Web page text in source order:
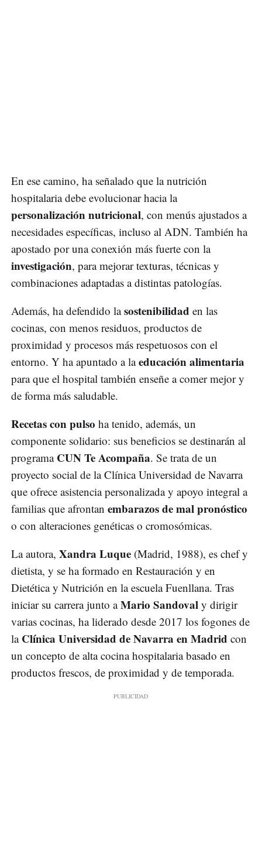
En ese camino, ha señalado que la nutrición
hospitalaria debe evolucionar hacia la
personalización nutricional, con menús ajustados a
necesidades específicas, incluso al ADN. También ha
apostado por una conexión más fuerte con la
investigación, para mejorar texturas, técnicas y
combinaciones adaptadas a distintas patologías.
Además, ha defendido lasostenibilidad en las
cocinas, con menos residuos, productos de
proximidad y procesos más respetuosos con el
entorno. Y ha apuntado a laeducación alimentaria
para que el hospital también enseñe a comer mejor y
de forma más saludable.
Recetas con pulso ha tenido, además, un
componente solidario: sus beneficios se destinarán al
programa CUN Te Acompaña. Se trata de un
proyecto social de la Clínica Universidad de Navarra
que ofrece asistencia personalizada y apoyo integral a
familias que afrontan embarazos de mal pronóstico
o con alteraciones genéticas o cromosómicas.
La autora, Xandra Luque (Madrid, 1988), es chef y
dietista, y se ha formado en Restauración y en
Dietética y Nutrición en la escuela Fuenllana. Tras
iniciar su carrera junto aMario Sandoval y dirigir
varias cocinas, ha liderado desde 2017 los fogones de
la Clínica Universidad de Navarra en Madrid con
un concepto de alta cocina hospitalaria basado en
productos frescos, de proximidad y de temporada.